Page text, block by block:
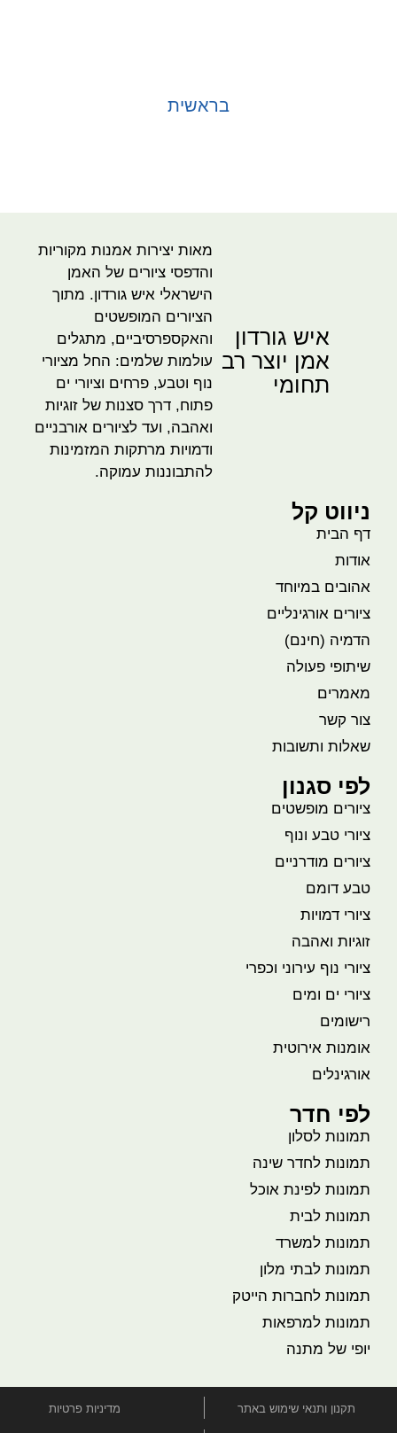
בראשית
איש גורדון
אמן יוצר רב
תחומי
מאות יצירות אמנות מקוריות
והדפסי ציורים של האמן
הישראלי איש גורדון. מתוך
הציורים המופשטים
והאקספרסיביים, מתגלים
עולמות שלמים: החל מציורי
נוף וטבע, פרחים וציורי ים
פתוח, דרך סצנות של זוגיות
ואהבה, ועד לציורים אורבניים
ודמויות מרתקות המזמינות
להתבוננות עמוקה.
ניווט קל
דף הבית
אודות
אהובים במיוחד
ציורים אורגינליים
הדמיה (חינם)
שיתופי פעולה
מאמרים
צור קשר
שאלות ותשובות
לפי סגנון
ציורים מופשטים
ציורי טבע ונוף
ציורים מודרניים
טבע דומם
ציורי דמויות
זוגיות ואהבה
ציורי נוף עירוני וכפרי
ציורי ים ומים
רישומים
אומנות אירוטית
אורגינלים
לפי חדר
תמונות לסלון
תמונות לחדר שינה
תמונות לפינת אוכל
תמונות לבית
תמונות למשרד
תמונות לבתי מלון
תמונות לחברות הייטק
תמונות למרפאות
יופי של מתנה
תקנון ותנאי שימוש באתר מדיניות פרטיות